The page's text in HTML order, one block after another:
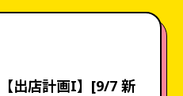
出店計画I】[9/7 新